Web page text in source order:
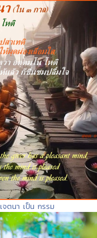
เจตนา เป็น กรรม